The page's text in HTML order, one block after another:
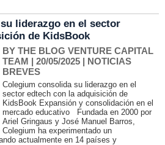
liderazgo en el sector
de KidsBook
BY THE BLOG VENTURE CAPITAL
TEAM | 20/05/2025 | NOTICIAS
BREVES
Colegium consolida su liderazgo en el
sector edtech con la adquisición de
KidsBook Expansión y consolidación en el
mercado educativo Fundada en 2000 por
Ariel Gringaus y José Manuel Barros,
Colegium ha experimentado un
actualmente en 14 países y